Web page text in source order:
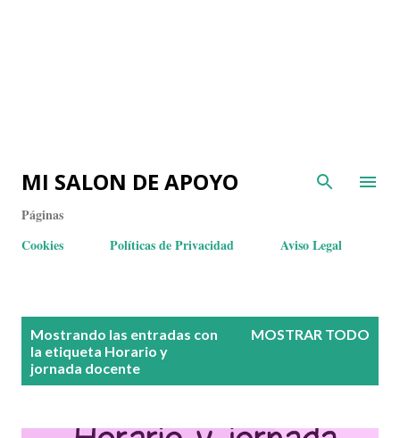
MI SALON DE APOYO
Páginas
Cookies
Políticas de Privacidad Aviso Legal
Mostrando las entradas con
la etiqueta Horario y
jornada docente
MOSTRAR TODO